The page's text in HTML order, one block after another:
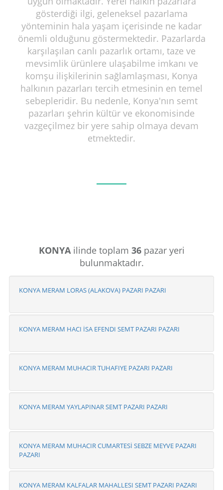
gösterdiği ilgi, geleneksel pazarlama
yönteminin hala yaşam içerisinde ne kadar
önemli olduğunu göstermektedir. Pazarlarda
karşılaşılan canlı pazarlık ortamı, taze ve
mevsimlik ürünlere ulaşabilme imkanı ve
komşu ilişkilerinin sağlamlaşması, Konya
halkının pazarları tercih etmesinin en temel
sebepleridir. Bu nedenle, Konya'nın semt
pazarları şehrin kültür ve ekonomisinde
vazgeçilmez bir yere sahip olmaya devam
etmektedir.
KONYAilinde toplam 36pazar yeri
bulunmaktadır.
KONYA MERAM LORAS (ALAKOVA) PAZARI PAZARI
KONYA MERAM HACI İSA EFENDI SEMT PAZARI PAZARI
KONYA MERAM MUHACIR TUHAFIYE PAZARI PAZARI
KONYA MERAM YAYLAPINAR SEMT PAZARI PAZARI
KONYA MERAM MUHACIR CUMARTESİ SEBZE MEYVE PAZARI
PAZARI
KONYA MERAM KALFALAR MAHALLESI SEMT PAZARI PAZARI